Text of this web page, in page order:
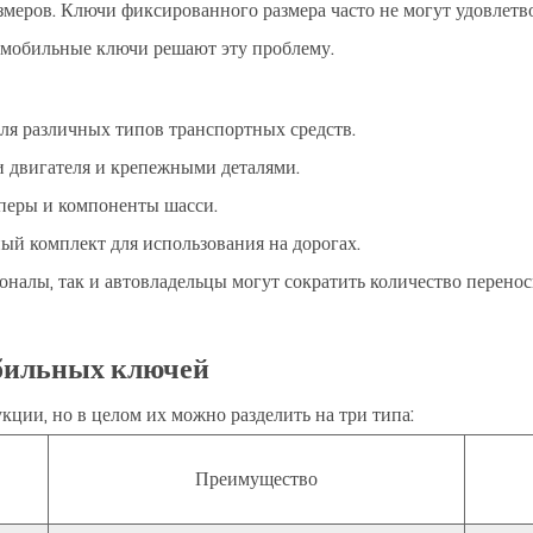
Ключи фиксированного размера часто не могут
ключи решают эту проблему.
различных типов транспортных средств.
двигателя и крепежными деталями.
и компоненты шасси.
комплект для использования на дорогах.
так и автовладельцы могут сократить количество
ключей
но в целом их можно разделить на три типа:
Преимущество